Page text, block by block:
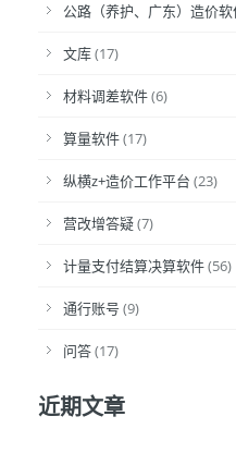
公路（养护、广东）造价软
文库(17)
材料调差软件(6)
算量软件(17)
纵横z+造价工作平台 (23)
营改增答疑(7)
计量支付结算决算软件(56)
通行账号 (9)
问答(17)
近期文章